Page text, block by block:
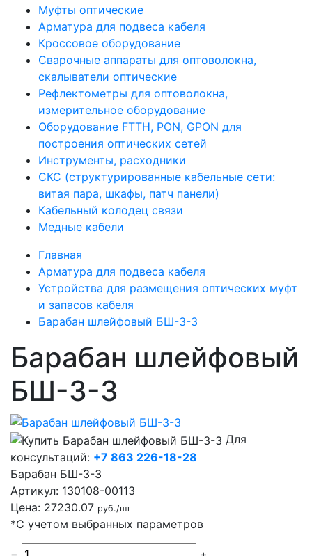
Муфты оптические
Арматура для подвеса кабеля
Кроссовое оборудование
Сварочные аппараты для оптоволокна,
скалыватели оптические
Рефлектометры для оптоволокна,
измерительное оборудование
Оборудование FTTH, PON, GPON для
построения оптических сетей
Инструменты, расходники
СКС (структурированные кабельные сети: ​
витая пара, шкафы, патч панели)
Кабельный колодец связи
Медные кабели
Главная
Арматура для подвеса кабеля
Устройства для размещения оптических муфт
и запасов кабеля
Барабан шлейфовый БШ-3-3
Барабан шлейфовый
БШ-3-3
Для
консультаций: +7 863 226-18-28
Барабан БШ-3-3
Артикул: 130108-00113
Цена: 27230.07 руб./шт
*С учетом выбранных параметров